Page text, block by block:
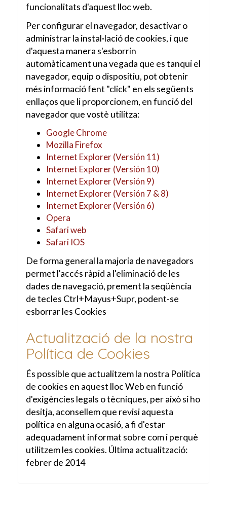
funcionalitats d'aquest lloc web.
Per configurar el navegador, desactivar o
administrar la instal·lació de cookies, i que
d'aquesta manera s'esborrin
automàticament una vegada que es tanqui el
navegador, equip o dispositiu, pot obtenir
més informació fent "click" en els següents
enllaços que li proporcionem, en funció del
navegador que vostè utilitza:
Google Chrome
Mozilla Firefox
Internet Explorer (Versión 11)
Internet Explorer (Versión 10)
Internet Explorer (Versión 9)
Internet Explorer (Versión 7 & 8)
Internet Explorer (Versión 6)
Opera
Safari web
Safari IOS
De forma general la majoria de navegadors
permet l'accés ràpid a l'eliminació de les
dades de navegació, prement la seqüència
de tecles Ctrl+Mayus+Supr, podent-se
esborrar les Cookies
Actualització de la nostra
Política de Cookies
És possible que actualitzem la nostra Política
de cookies en aquest lloc Web en funció
d'exigències legals o tècniques, per això si ho
desitja, aconsellem que revisi aquesta
política en alguna ocasió, a fi d'estar
adequadament informat sobre com i perquè
utilitzem les cookies. Última actualització:
febrer de 2014